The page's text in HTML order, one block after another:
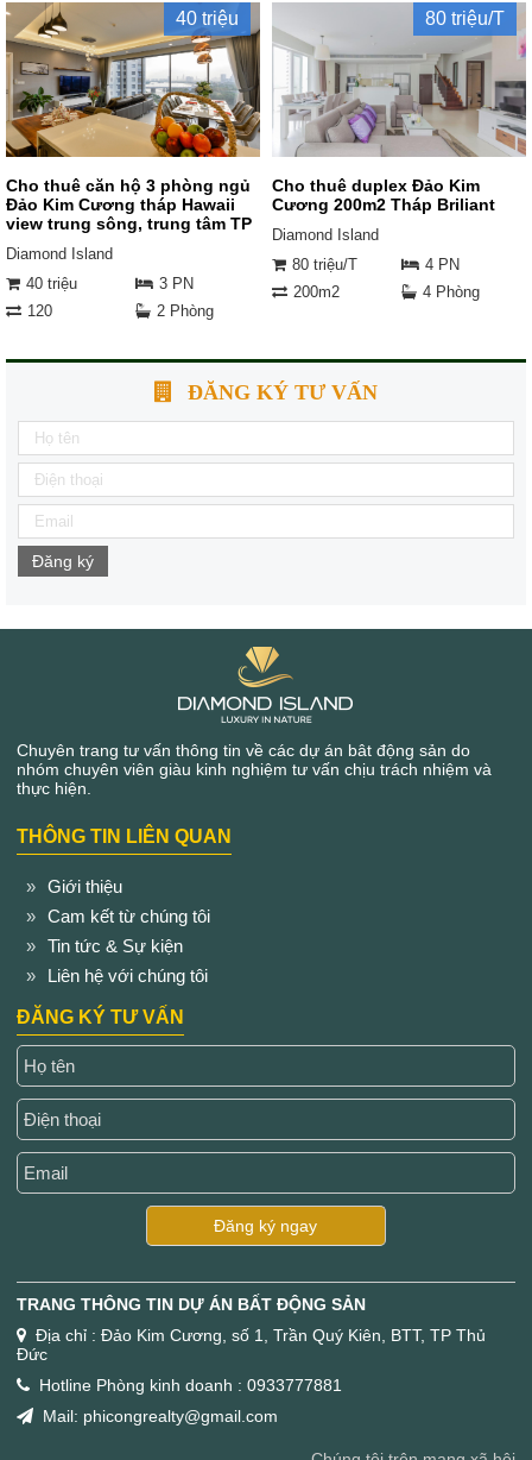
40 triệu
Cho thuê căn hộ 3 phòng ngủ
Đảo Kim Cương tháp Hawaii
view trung sông, trung tâm TP
Diamond Island
40 triệu
3 PN
120
2 Phòng
80 triệu/T
Cho thuê duplex Đảo Kim
Cương 200m2 Tháp Briliant
Diamond Island
80 triệu/T
4 PN
200m2
4 Phòng
ĐĂNG KÝ TƯ VẤN
Đăng ký
Chuyên trang tư vấn thông tin về các dự án bât động sản do
nhóm chuyên viên giàu kinh nghiệm tư vấn chịu trách nhiệm và
thực hiện.
THÔNG TIN LIÊN QUAN
Giới thiệu
Cam kết từ chúng tôi
Tin tức & Sự kiện
Liên hệ với chúng tôi
ĐĂNG KÝ TƯ VẤN
Đăng ký ngay
TRANG THÔNG TIN DỰ ÁN BẤT ĐỘNG SẢN
Địa chỉ : Đảo Kim Cương, số 1, Trần Quý Kiên, BTT, TP Thủ
Đức
Hotline Phòng kinh doanh : 0933777881
Mail: phicongrealty@gmail.com